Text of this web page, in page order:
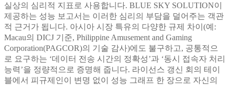
실상의 심리적 지표로 사용합니다. BLUE SKY SOLUTION이
제공하는 성능 보고서는 이러한 심리의 부담을 덜어주는 객관
적 근거가 됩니다. 아시아 시장 특유의 다양한 규제 차이(예:
Macau의 DICJ 기준, Philippine Amusement and Gaming
Corporation(PAGCOR)의 기술 감사)에도 불구하고, 공통적으
로 요구하는 ‘데이터 전송 시간의 정확성’과 ‘동시 접속자 처리
능력’을 정량적으로 증명해 줍니다. 라이선스 갱신 회의 테이
블에서 피규제인이 변명 없이 성능 그래프 한 장으로 자신의